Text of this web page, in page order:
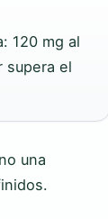
120 mg al
supera el
una